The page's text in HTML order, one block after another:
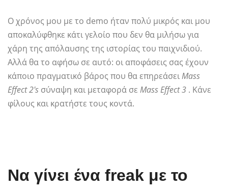
Ο χρόνος μου με το demo ήταν πολύ μικρός και μου
αποκαλύφθηκε κάτι γελοίο που δεν θα μιλήσω για
χάρη της απόλαυσης της ιστορίας του παιχνιδιού.
Αλλά θα το αφήσω σε αυτό: οι αποφάσεις σας έχουν
κάποιο πραγματικό βάρος που θα επηρεάσειMass
Effect 2's σύναψη και μεταφορά σε Mass Effect 3 . Κάνε
φίλους και κρατήστε τους κοντά.
Να γίνει ένα freak με το